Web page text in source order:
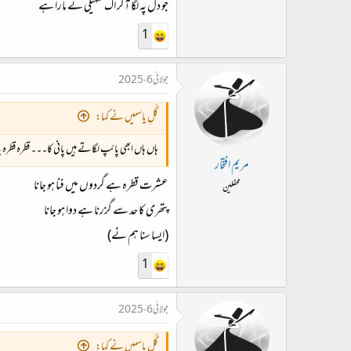
جو دل پہ لگا آ کر اک سہیلی نے مارا ہے
1
مریم افتخار
محفلین
جولائی 6، 2025
گُلِ یاسمیں نے کہا:
ہاں ہاں ابھی پائپ لگاتے ہیں پانی کا۔۔۔ قطرہ
عشرت قطرہ ہے گردوں میں فنا ہو جانا
پتھری کا حد سے گزرنا ہے دوا ہو جانا
(ایسا سنا ہم نے)
1
جولائی 6، 2025